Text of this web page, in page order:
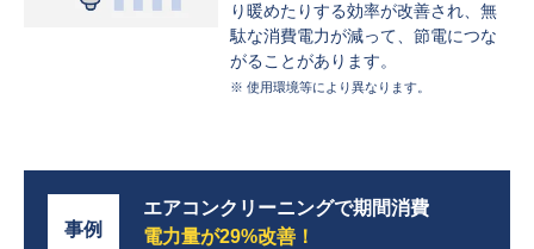
り暖めたりする効率が改善され、無
駄な消費電力が減って、節電につな
がることがあります。
※ 使用環境等により異なります。
事例
エアコンクリーニングで期間消費
電力量が29%改善！